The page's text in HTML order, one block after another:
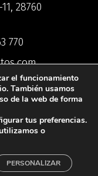
28760
770
®
de
el funcionamiento
También usamos
de la web de forma
tus preferencias.
o
PERSONALIZAR